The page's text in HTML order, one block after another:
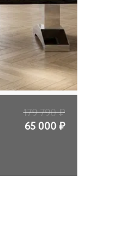
65 000₽
179 790₽